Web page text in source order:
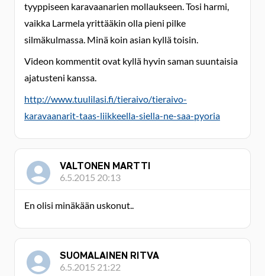
tyyppiseen karavaanarien mollaukseen. Tosi harmi,
vaikka Larmela yrittääkin olla pieni pilke
silmäkulmassa. Minä koin asian kyllä toisin.
Videon kommentit ovat kyllä hyvin saman suuntaisia
ajatusteni kanssa.
http://www.tuulilasi.fi/tieraivo/tieraivo-
karavaanarit-taas-liikkeella-siella-ne-saa-pyoria
VALTONEN MARTTI
6.5.2015 20:13
En olisi minäkään uskonut..
SUOMALAINEN RITVA
6.5.2015 21:22